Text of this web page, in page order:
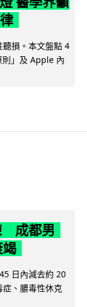
損。本文盤點 4
則」及 Apple 內
成都男
日內減去約 20
症、膿毒性休克